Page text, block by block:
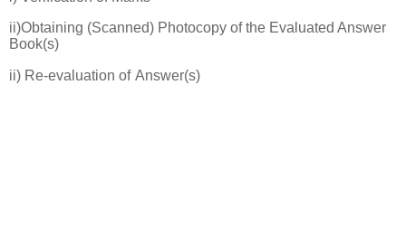
ii)Obtaining (Scanned) Photocopy of the Evaluated Answer
Book(s)
ii) Re-evaluation of Answer(s)